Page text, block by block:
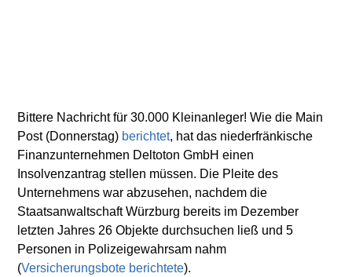
Bittere Nachricht für 30.000 Kleinanleger! Wie die Main
Post (Donnerstag) berichtet, hat das niederfränkische
Finanzunternehmen Deltoton GmbH einen
Insolvenzantrag stellen müssen. Die Pleite des
Unternehmens war abzusehen, nachdem die
Staatsanwaltschaft Würzburg bereits im Dezember
letzten Jahres 26 Objekte durchsuchen ließ und 5
Personen in Polizeigewahrsam nahm
(Versicherungsbote berichtete).